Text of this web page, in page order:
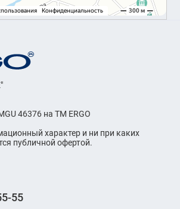
46376 на ТМ ERGO
характер и ни при каких
публичной офертой.
55